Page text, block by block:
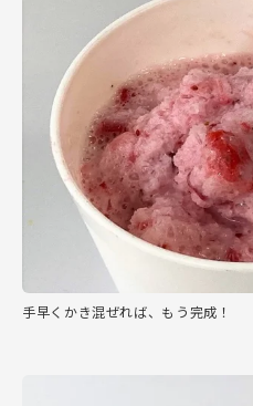
手早くかき混ぜれば、もう完成！